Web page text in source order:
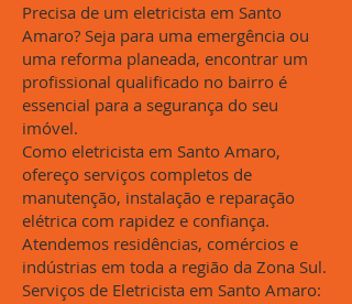
Precisa de um eletricista em Santo
Amaro? Seja para uma emergência ou
uma reforma planeada, encontrar um
profissional qualificado no bairro é
essencial para a segurança do seu
imóvel.
Como eletricista em Santo Amaro,
ofereço serviços completos de
manutenção, instalação e reparação
elétrica com rapidez e confiança.
Atendemos residências, comércios e
indústrias em toda a região da Zona Sul.
Serviços de Eletricista em Santo Amaro: